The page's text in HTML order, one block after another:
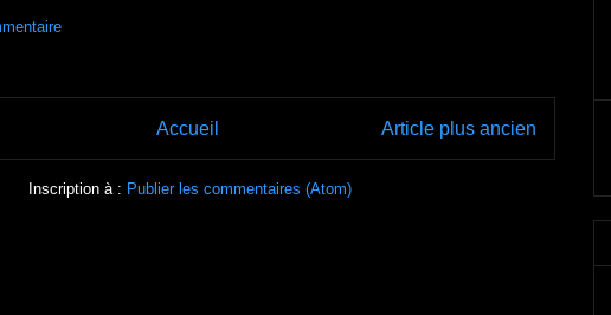
Article plus ancien
Accueil
Inscription à : Publier les commentaires (Atom)